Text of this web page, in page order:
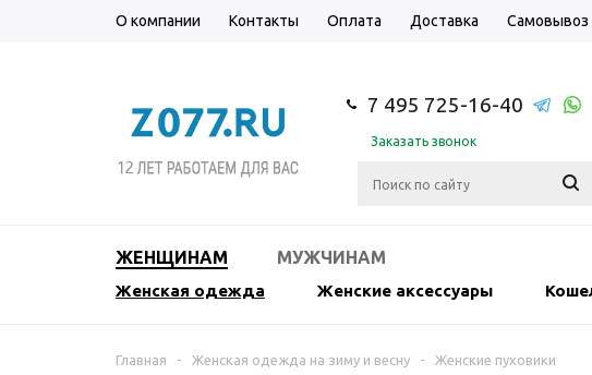
О компании Контакты Оплата Доставка Самовывоз
7 495 725-16-40
Заказать звонок
ЖЕНЩИНАМ МУЖЧИНАМ
Женская одежда Женские аксессуары
Главная - Женская одежда на зиму и весну - Женские пуховики